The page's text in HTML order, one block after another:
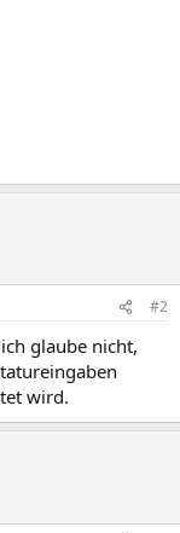
#2
glaube nicht,
wird.